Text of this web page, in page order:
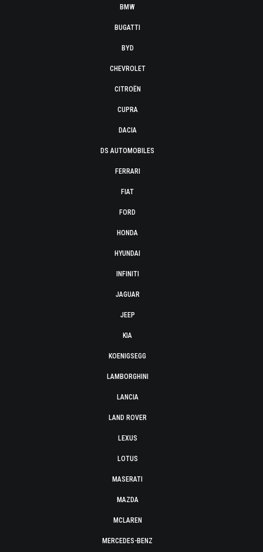
BMW
BUGATTI
BYD
CHEVROLET
CITROËN
CUPRA
DACIA
DS AUTOMOBILES
FERRARI
FIAT
FORD
HONDA
HYUNDAI
INFINITI
JAGUAR
JEEP
KIA
KOENIGSEGG
LAMBORGHINI
LANCIA
LAND ROVER
LEXUS
LOTUS
MASERATI
MAZDA
MCLAREN
MERCEDES-BENZ